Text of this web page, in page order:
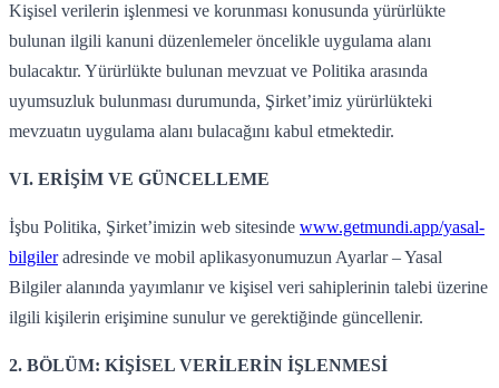
Kişisel verilerin işlenmesi ve korunması konusunda yürürlükte
bulunan ilgili kanuni düzenlemeler öncelikle uygulama alanı
bulacaktır. Yürürlükte bulunan mevzuat ve Politika arasında
uyumsuzluk bulunması durumunda, Şirket’imiz yürürlükteki
mevzuatın uygulama alanı bulacağını kabul etmektedir.
VI. ERİŞİM VE GÜNCELLEME
İşbu Politika, Şirket’imizin web sitesinde www.getmundi.app/yasal-
bilgileradresinde ve mobil aplikasyonumuzun Ayarlar – Yasal
Bilgiler alanında yayımlanır ve kişisel veri sahiplerinin talebi üzerine
ilgili kişilerin erişimine sunulur ve gerektiğinde güncellenir.
2. BÖLÜM: KİŞİSEL VERİLERİN İŞLENMESİ